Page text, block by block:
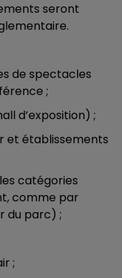
seront
de spectacles
;
d’exposition) ;
et établissements
catégories
comme par
du parc) ;
;